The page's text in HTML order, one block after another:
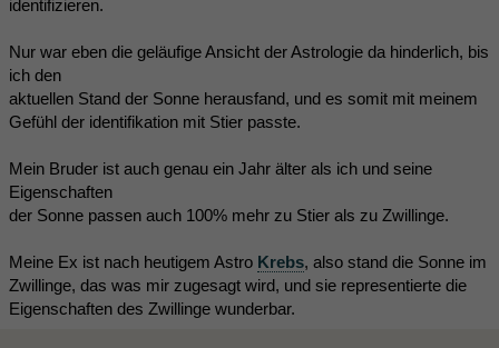
identifizieren.
Nur war eben die geläufige Ansicht der Astrologie da hinderlich, bis
ich den
aktuellen Stand der Sonne herausfand, und es somit mit meinem
Gefühl der identifikation mit Stier passte.
Mein Bruder ist auch genau ein Jahr älter als ich und seine
Eigenschaften
der Sonne passen auch 100% mehr zu Stier als zu Zwillinge.
Meine Ex ist nach heutigem Astro Krebs, also stand die Sonne im
Zwillinge, das was mir zugesagt wird, und sie representierte die
Eigenschaften des Zwillinge wunderbar.